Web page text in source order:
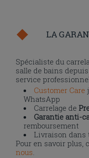
LA
Spécialiste du
salle de bains
service
Customer Care
WhatsApp
Carrelage de
Garantie anti-
remboursement
Livraison dans
Pour en savoir plus,
nous.